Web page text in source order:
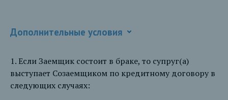
Дополнительные условия
1. Если Заемщик состоит в браке, то супруг(а)
выступает Созаемщиком по кредитному договору в
следующих случаях: